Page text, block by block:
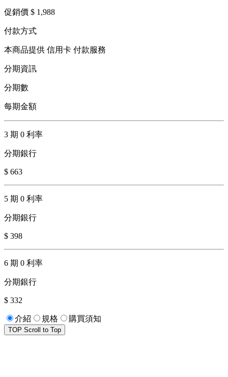
促銷價 $ 1,988
付款方式
本商品提供 信用卡 付款服務
分期資訊
分期數
每期金額
3 期 0 利率
分期銀行
$ 663
5 期 0 利率
分期銀行
$ 398
6 期 0 利率
分期銀行
$ 332
介紹 規格 購買須知
TOP Scroll to Top